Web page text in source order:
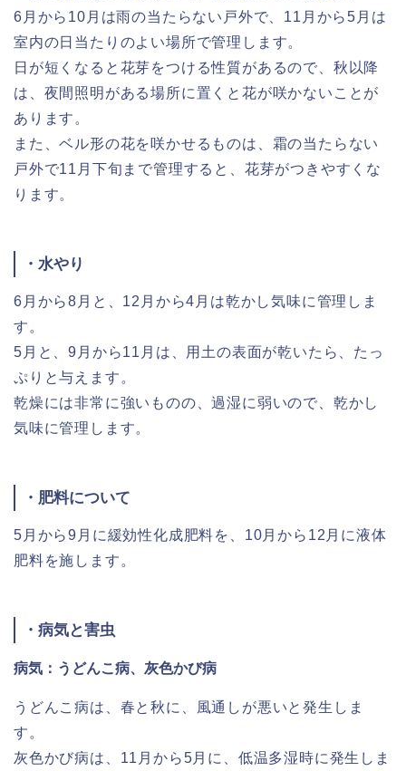
6月から10月は雨の当たらない戸外で、11月から5月は
室内の日当たりのよい場所で管理します。
日が短くなると花芽をつける性質があるので、秋以降
は、夜間照明がある場所に置くと花が咲かないことが
あります。
また、ベル形の花を咲かせるものは、霜の当たらない
戸外で11月下旬まで管理すると、花芽がつきやすくな
ります。
・水やり
6月から8月と、12月から4月は乾かし気味に管理しま
す。
5月と、9月から11月は、用土の表面が乾いたら、たっ
ぷりと与えます。
乾燥には非常に強いものの、過湿に弱いので、乾かし
気味に管理します。
・肥料について
5月から9月に緩効性化成肥料を、10月から12月に液体
肥料を施します。
・病気と害虫
病気：うどんこ病、灰色かび病
うどんこ病は、春と秋に、風通しが悪いと発生しま
す。
灰色かび病は、11月から5月に、低温多湿時に発生しま